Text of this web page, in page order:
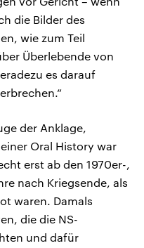
die Bilder des
wie zum Teil
Überlebende von
es darauf
der Anklage,
Oral History war
erst ab den 1970er-,
nach Kriegsende, als
waren. Damals
die die NS-
und dafür